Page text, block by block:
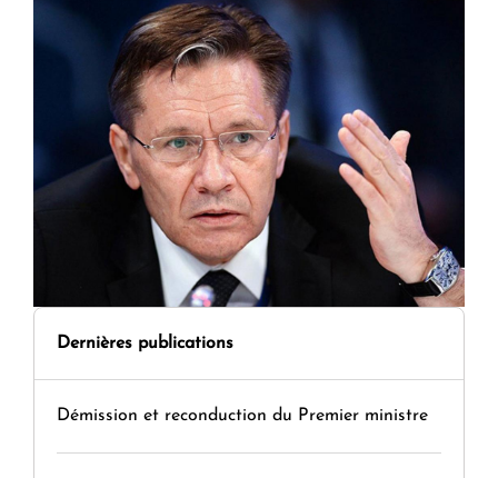
Dernières publications
Démission et reconduction du Premier ministre